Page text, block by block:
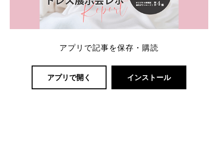
アプリで記事を保存・購読
アプリで開く インストール